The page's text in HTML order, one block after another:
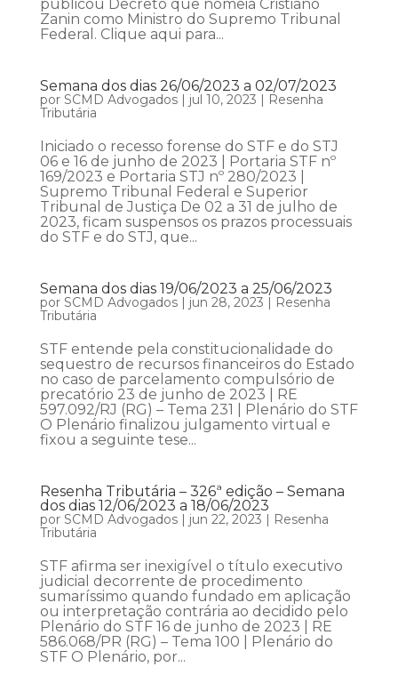
publicou Decreto que nomeia Cristiano
Zanin como Ministro do Supremo Tribunal
Federal. Clique aqui para...
Semana dos dias 26/06/2023 a 02/07/2023
por SCMD Advogados| jul 10, 2023 | Resenha
Tributária
Iniciado o recesso forense do STF e do STJ
06 e 16 de junho de 2023 | Portaria STF nº
169/2023 e Portaria STJ nº 280/2023 |
Supremo Tribunal Federal e Superior
Tribunal de Justiça De 02 a 31 de julho de
2023, ficam suspensos os prazos processuais
do STF e do STJ, que...
Semana dos dias 19/06/2023 a 25/06/2023
por SCMD Advogados| jun 28, 2023 | Resenha
Tributária
STF entende pela constitucionalidade do
sequestro de recursos financeiros do Estado
no caso de parcelamento compulsório de
precatório 23 de junho de 2023 | RE
597.092/RJ (RG) – Tema 231 | Plenário do STF
O Plenário finalizou julgamento virtual e
fixou a seguinte tese...
Resenha Tributária – 326ª edição – Semana
dos dias 12/06/2023 a 18/06/2023
por SCMD Advogados| jun 22, 2023 | Resenha
Tributária
STF afirma ser inexigível o título executivo
judicial decorrente de procedimento
sumaríssimo quando fundado em aplicação
ou interpretação contrária ao decidido pelo
Plenário do STF 16 de junho de 2023 | RE
586.068/PR (RG) – Tema 100 | Plenário do
STF O Plenário, por...